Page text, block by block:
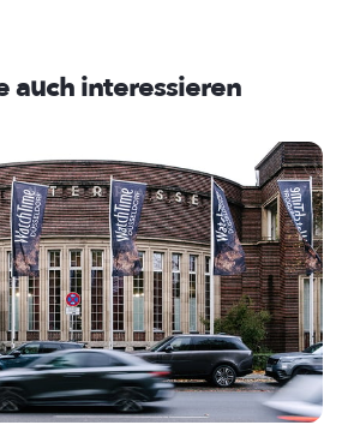
auch interessieren